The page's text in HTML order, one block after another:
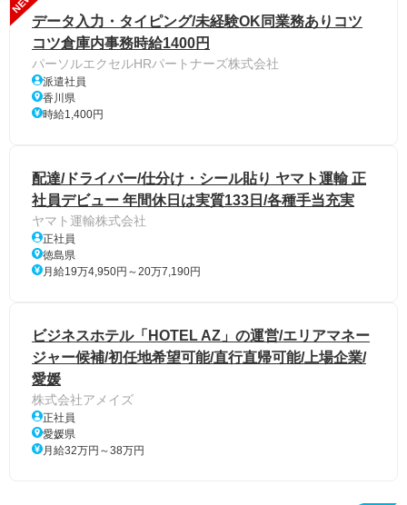
データ入力・タイピング/未経験OK同業務ありコツ
コツ倉庫内事務時給1400円
パーソルエクセルHRパートナーズ株式会社
派遣社員
香川県
時給1,400円
配達/ドライバー/仕分け・シール貼り ヤマト運輸 正
社員デビュー 年間休日は実質133日/各種手当充実
ヤマト運輸株式会社
正社員
徳島県
月給19万4,950円～20万7,190円
ビジネスホテル「HOTEL AZ」の運営/エリアマネー
ジャー候補/初任地希望可能/直行直帰可能/上場企業/
愛媛
株式会社アメイズ
正社員
愛媛県
月給32万円～38万円